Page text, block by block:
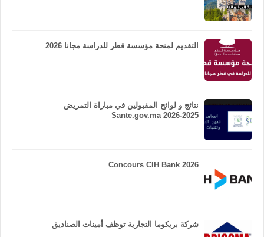
التقديم لمنحة مؤسسة قطر للدراسة مجانا 2026
نتائج و لوائح المقبولين في مباراة التمريض
Sante.gov.ma 2026-2025
Concours CIH Bank 2026
شركة بريكوما التجارية توظف أمينات الصناديق